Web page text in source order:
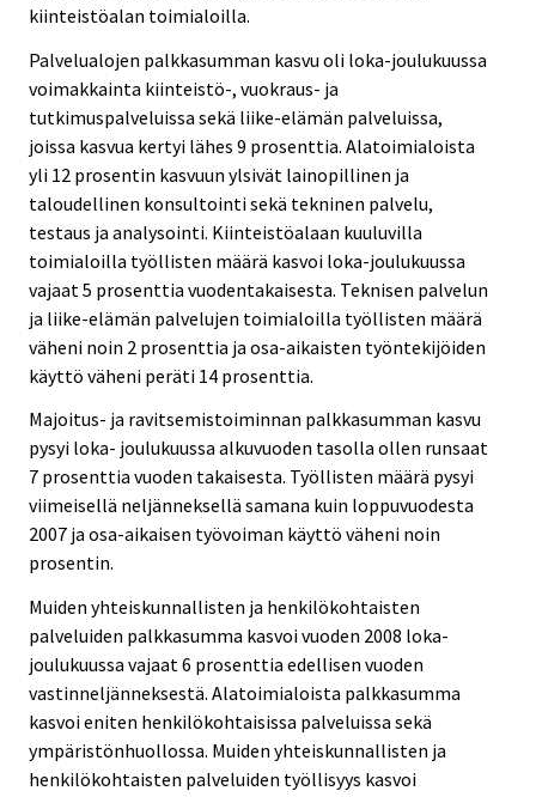
kiinteistöalan toimialoilla.
Palvelualojen palkkasumman kasvu oli loka-joulukuussa
voimakkainta kiinteistö-, vuokraus- ja
tutkimuspalveluissa sekä liike-elämän palveluissa,
joissa kasvua kertyi lähes 9 prosenttia. Alatoimialoista
yli 12 prosentin kasvuun ylsivät lainopillinen ja
taloudellinen konsultointi sekä tekninen palvelu,
testaus ja analysointi. Kiinteistöalaan kuuluvilla
toimialoilla työllisten määrä kasvoi loka-joulukuussa
vajaat 5 prosenttia vuodentakaisesta. Teknisen palvelun
ja liike-elämän palvelujen toimialoilla työllisten määrä
väheni noin 2 prosenttia ja osa-aikaisten työntekijöiden
käyttö väheni peräti 14 prosenttia.
Majoitus- ja ravitsemistoiminnan palkkasumman kasvu
pysyi loka- joulukuussa alkuvuoden tasolla ollen runsaat
7 prosenttia vuoden takaisesta. Työllisten määrä pysyi
viimeisellä neljänneksellä samana kuin loppuvuodesta
2007 ja osa-aikaisen työvoiman käyttö väheni noin
prosentin.
Muiden yhteiskunnallisten ja henkilökohtaisten
palveluiden palkkasumma kasvoi vuoden 2008 loka-
joulukuussa vajaat 6 prosenttia edellisen vuoden
vastinneljänneksestä. Alatoimialoista palkkasumma
kasvoi eniten henkilökohtaisissa palveluissa sekä
ympäristönhuollossa. Muiden yhteiskunnallisten ja
henkilökohtaisten palveluiden työllisyys kasvoi